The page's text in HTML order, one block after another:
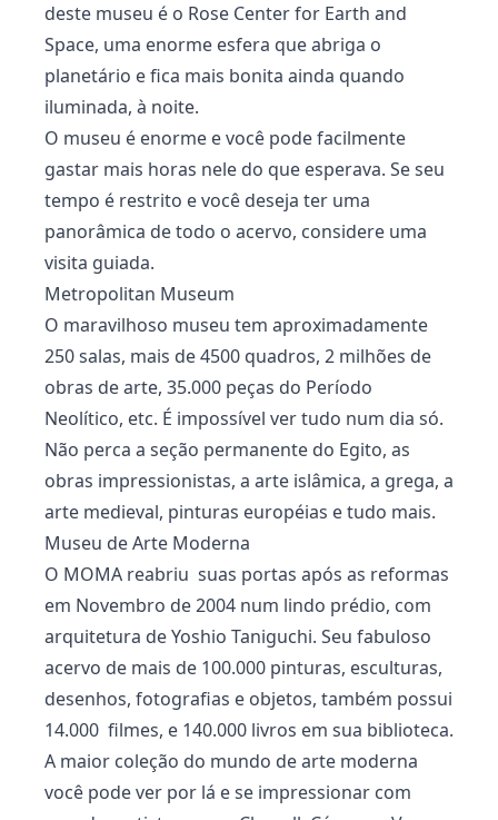
deste museu é o Rose Center for Earth and
Space, uma enorme esfera que abriga o
planetário e fica mais bonita ainda quando
iluminada, à noite.
O museu é enorme e você pode facilmente
gastar mais horas nele do que esperava. Se seu
tempo é restrito e você deseja ter uma
panorâmica de todo o acervo, considere uma
visita guiada.
Metropolitan Museum
O maravilhoso museu tem aproximadamente
250 salas, mais de 4500 quadros, 2 milhões de
obras de arte, 35.000 peças do Período
Neolítico, etc. É impossível ver tudo num dia só.
Não perca a seção permanente do Egito, as
obras impressionistas, a arte islâmica, a grega, a
arte medieval, pinturas européias e tudo mais.
Museu de Arte Moderna
O MOMA reabriu suas portas após as reformas
em Novembro de 2004 num lindo prédio, com
arquitetura de Yoshio Taniguchi. Seu fabuloso
acervo de mais de 100.000 pinturas, esculturas,
desenhos, fotografias e objetos, também possui
14.000 filmes, e 140.000 livros em sua biblioteca.
A maior coleção do mundo de arte moderna
você pode ver por lá e se impressionar com